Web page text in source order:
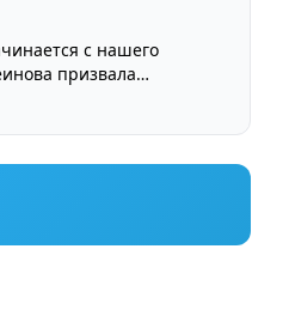
с нашего
призвала
в выборах